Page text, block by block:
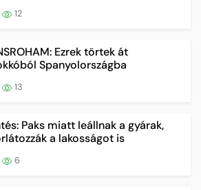
12
Ezrek törtek át
Spanyolországba
13
Paks miatt leállnak a gyárak,
a lakosságot is
6